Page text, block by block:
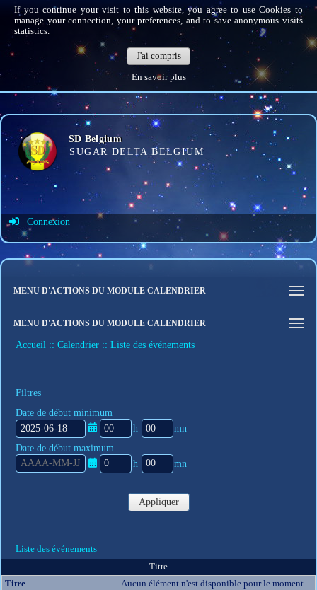
If you continue your visit to this website, you agree to use Cookies to
manage your connection, your preferences, and to save anonymous visits
statistics.
J'ai compris
En savoir plus
SD Belgium
SUGAR DELTA BELGIUM
Connexion
Identifiant de connexion
Mot de passe
Connexion auto
Connexion
S'inscrire
MENU D'ACTIONS DU MODULE CALENDRIER
MENU D'ACTIONS DU MODULE CALENDRIER
Accueil Calendrier Liste des événements
Filtres
Date de début minimum
e
u
r
i
n
u
e
s
Date de début maximum
n
u
Appliquer
Liste des événements
Titre
Aucun élément n'est disponible pour le moment